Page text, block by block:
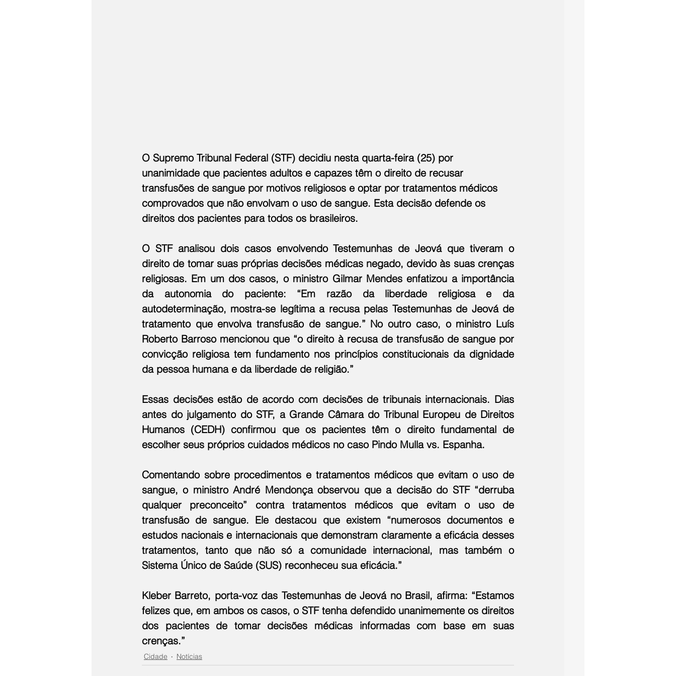
O Supremo Tribunal Federal (STF) decidiu nesta quarta-feira (25) por
unanimidade que pacientes adultos e capazes têm o direito de recusar
transfusões de sangue por motivos religiosos e optar por tratamentos médicos
comprovados que não envolvam o uso de sangue. Esta decisão defende os
direitos dos pacientes para todos os brasileiros.
O STF analisou dois casos envolvendo Testemunhas de Jeová que tiveram o
direito de tomar suas próprias decisões médicas negado, devido às suas crenças
religiosas. Em um dos casos, o ministro Gilmar Mendes enfatizou a importância
da autonomia do paciente: “Em razão da liberdade religiosa e da
autodeterminação, mostra-se legítima a recusa pelas Testemunhas de Jeová de
tratamento que envolva transfusão de sangue.” No outro caso, o ministro Luís
Roberto Barroso mencionou que “o direito à recusa de transfusão de sangue por
convicção religiosa tem fundamento nos princípios constitucionais da dignidade
da pessoa humana e da liberdade de religião.”
Essas decisões estão de acordo com decisões de tribunais internacionais. Dias
antes do julgamento do STF, a Grande Câmara do Tribunal Europeu de Direitos
Humanos (CEDH) confirmou que os pacientes têm o direito fundamental de
escolher seus próprios cuidados médicos no caso Pindo Mulla vs. Espanha.
Comentando sobre procedimentos e tratamentos médicos que evitam o uso de
sangue, o ministro André Mendonça observou que a decisão do STF “derruba
qualquer preconceito” contra tratamentos médicos que evitam o uso de
transfusão de sangue. Ele destacou que existem “numerosos documentos e
estudos nacionais e internacionais que demonstram claramente a eficácia desses
tratamentos, tanto que não só a comunidade internacional, mas também o
Sistema Único de Saúde (SUS) reconheceu sua eficácia.”
Kleber Barreto, porta-voz das Testemunhas de Jeová no Brasil, afirma: “Estamos
felizes que, em ambos os casos, o STF tenha defendido unanimemente os direitos
dos pacientes de tomar decisões médicas informadas com base em suas
crenças.”
Cidade Notícias